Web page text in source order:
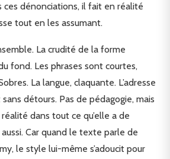
dénonciations, il fait en réalité
tout en les assumant.
La crudité de la forme
fond. Les phrases sont courtes,
La langue, claquante. L’adresse
détours. Pas de pédagogie, mais
dans tout ce qu’elle a de
Car quand le texte parle de
le style lui-même s’adoucit pour